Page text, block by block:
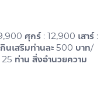
ศุกร์ : 12,900 เสาร์ :
เสริมท่านละ 500 บาท/
ท่าน สิ่งอำนวยความ